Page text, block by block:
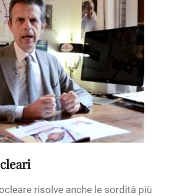
risolve anche le sordità più